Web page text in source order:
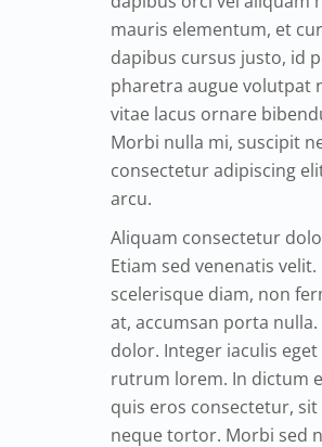
mauris elementum, et
dapibus cursus justo, id
pharetra augue volutpat
vitae lacus ornare
Morbi nulla mi, suscipit
consectetur adipiscing
arcu.
Aliquam consectetur
Etiam sed venenatis
scelerisque diam, non
at, accumsan porta
dolor. Integer iaculis
rutrum lorem. In dictum
quis eros consectetur,
neque tortor. Morbi sed